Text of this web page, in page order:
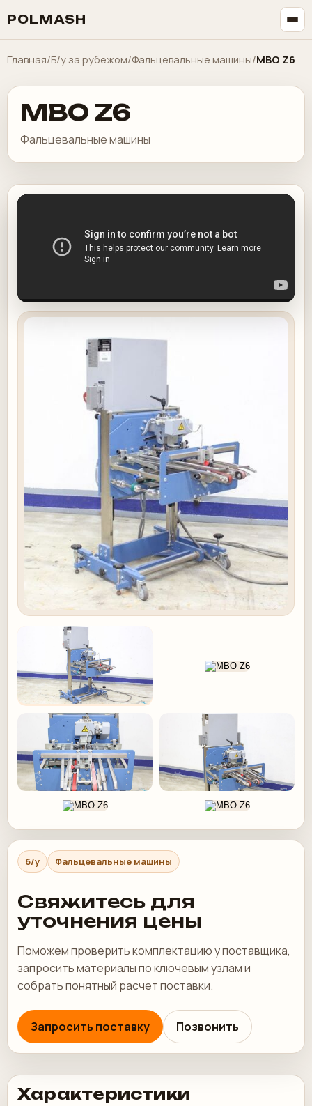
POLMASH
Главная/Б/у за рубежом/Фальцевальные машины/MBO Z6
MBO Z6
Фальцевальные машины
б/у Фальцевальные машины
Свяжитесь для
уточнения цены
Поможем проверить комплектацию у поставщика,
запросить материалы по ключевым узлам и
собрать понятный расчет поставки.
Запросить поставку Позвонить
Характеристики